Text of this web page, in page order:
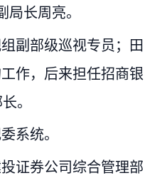
长周亮。
副部级巡视专员；田
作，后来担任招商银
。
系统。
证券公司综合管理部